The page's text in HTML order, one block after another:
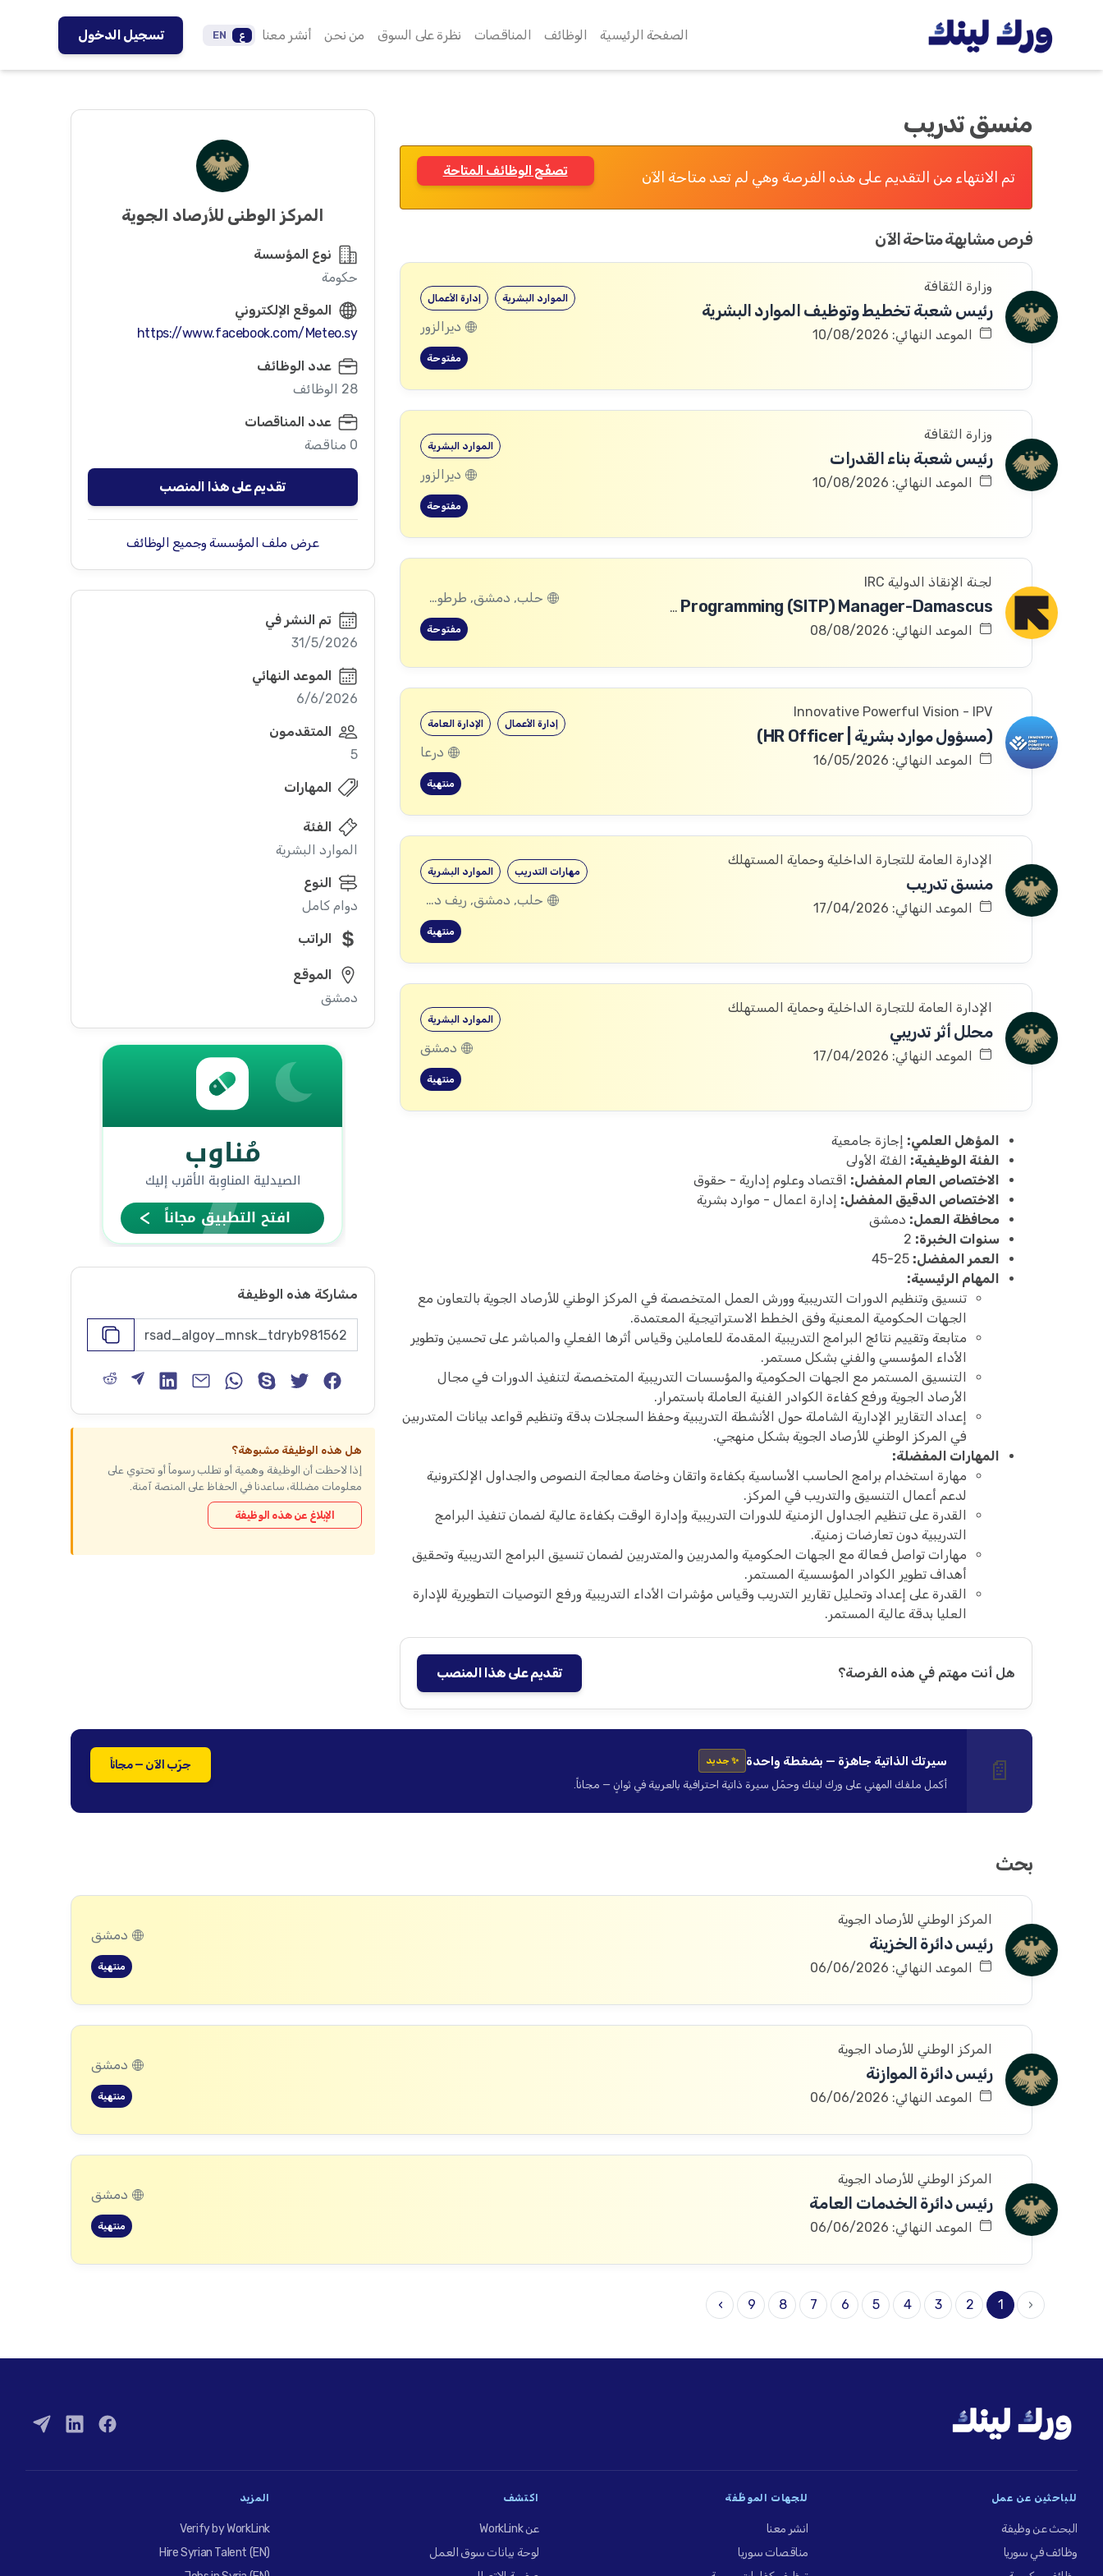
الصفحة الرئيسية الوظائف المناقصات نظرة على السوق من نحن أنشر معنا ع EN تسجيل الدخول
منسق تدريب
تم الانتهاء من التقديم على هذه الفرصة وهي لم تعد متاحة الآن تصفّح الوظائف المتاحة
فرص مشابهة متاحة الآن
وزارة الثقافة
رئيس شعبة تخطيط وتوظيف الموارد البشرية
الموعد النهائي: 10/08/2026
إدارة الأعمال الموارد البشرية
ديرالزور
مفتوحة
وزارة الثقافة
رئيس شعبة بناء القدرات
الموعد النهائي: 10/08/2026
الموارد البشرية
ديرالزور
مفتوحة
لجنة الإنقاذ الدولية IRC
Safeguarding and Safe, Inclusive and Transformative Programming (SITP) Manager-Damascus
الموعد النهائي: 08/08/2026
حلب, دمشق, طرطوس, ريف دمشق, ديرالزور, درعا, السويداء, إدلب, القنيطرة, اللاذقية, الرقة, حمص, الحسكة, حماة
مفتوحة
Innovative Powerful Vision - IPV
(مسؤول موارد بشرية | HR Officer)
الموعد النهائي: 16/05/2026
الإدارة العامة إدارة الأعمال
درعا
منتهية
الإدارة العامة للتجارة الداخلية وحماية المستهلك
منسق تدريب
الموعد النهائي: 17/04/2026
الموارد البشرية مهارات التدريب
حلب, دمشق, ريف دمشق, ديرالزور, درعا, إدلب, القنيطرة, حمص, الحسكة, حماة
منتهية
الإدارة العامة للتجارة الداخلية وحماية المستهلك
محلل أثر تدريبي
الموعد النهائي: 17/04/2026
الموارد البشرية
دمشق
منتهية
المؤهل العلمي: إجازة جامعية
الفئة الوظيفية: الفئة الأولى
الاختصاص العام المفضل: اقتصاد وعلوم إدارية - حقوق
الاختصاص الدقيق المفضل: إدارة اعمال - موارد بشرية
محافظة العمل: دمشق
سنوات الخبرة:
العمر المفضل:
المهام الرئيسية:
تنسيق وتنظيم الدورات التدريبية وورش العمل المتخصصة في المركز الوطني للأرصاد الجوية بالتعاون مع
الجهات الحكومية المعنية وفق الخطط الاستراتيجية المعتمدة.
متابعة وتقييم نتائج البرامج التدريبية المقدمة للعاملين وقياس أثرها الفعلي والمباشر على تحسين وتطوير
الأداء المؤسسي والفني بشكل مستمر.
التنسيق المستمر مع الجهات الحكومية والمؤسسات التدريبية المتخصصة لتنفيذ الدورات في مجال
الأرصاد الجوية ورفع كفاءة الكوادر الفنية العاملة باستمرار.
إعداد التقارير الإدارية الشاملة حول الأنشطة التدريبية وحفظ السجلات بدقة وتنظيم قواعد بيانات المتدربين
في المركز الوطني للأرصاد الجوية بشكل منهجي.
المهارات المفضلة:
مهارة استخدام برامج الحاسب الأساسية بكفاءة واتقان وخاصة معالجة النصوص والجداول الإلكترونية
لدعم أعمال التنسيق والتدريب في المركز.
القدرة على تنظيم الجداول الزمنية للدورات التدريبية وإدارة الوقت بكفاءة عالية لضمان تنفيذ البرامج
التدريبية دون تعارضات زمنية.
مهارات تواصل فعالة مع الجهات الحكومية والمدربين والمتدربين لضمان تنسيق البرامج التدريبية وتحقيق
أهداف تطوير الكوادر المؤسسية المستمر.
القدرة على إعداد وتحليل تقارير التدريب وقياس مؤشرات الأداء التدريبية ورفع التوصيات التطويرية للإدارة
العليا بدقة عالية المستمر.
هل أنت مهتم في هذه الفرصة؟ تقديم على هذا المنصب
المركز الوطني للأرصاد الجوية
نوع المؤسسة
حكومة
الموقع الإلكتروني
https://www.facebook.com/Meteo.sy
عدد الوظائف
28 الوظائف
عدد المناقصات
0 مناقصة
تقديم على هذا المنصب
عرض ملف المؤسسة وجميع الوظائف
تم النشر في
31/5/2026
الموعد النهائي
6/6/2026
المتقدمون
5
المهارات
الفئة
الموارد البشرية
النوع
دوام كامل
الراتب
الموقع
دمشق
مشاركة هذه الوظيفة
هل هذه الوظيفة مشبوهة؟
إذا لاحظت أن الوظيفة وهمية أو تطلب رسوماً أو تحتوي على
معلومات مضللة، ساعدنا في الحفاظ على المنصة آمنة.
الإبلاغ عن هذه الوظيفة
📄 سيرتك الذاتية جاهزة — بضغطة واحدة ✨ جديد
أكمل ملفك المهني على ورك لينك وحمّل سيرة ذاتية احترافية بالعربية في ثوانٍ — مجاناً.
جرّب الآن — مجاناً
بحث
المركز الوطني للأرصاد الجوية
رئيس دائرة الخزينة
الموعد النهائي: 06/06/2026
دمشق
منتهية
المركز الوطني للأرصاد الجوية
رئيس دائرة الموازنة
الموعد النهائي: 06/06/2026
دمشق
منتهية
المركز الوطني للأرصاد الجوية
رئيس دائرة الخدمات العامة
الموعد النهائي: 06/06/2026
دمشق
منتهية
‹
1
2
3
4
5
6
7
8
9
›
للباحثين عن عمل
البحث عن وظيفة
وظائف في سوريا
للجهات الموظِّفة
انشر معنا
مناقصات سوريا
اكتشف
عن WorkLink
لوحة بيانات سوق العمل
المزيد
Verify by WorkLink
Hire Syrian Talent (EN)